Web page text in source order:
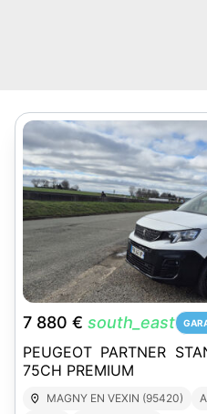
7 880 € south_east
PEUGEOT PARTNER
75CH PREMIUM
MAGNY EN VEXIN (95420)